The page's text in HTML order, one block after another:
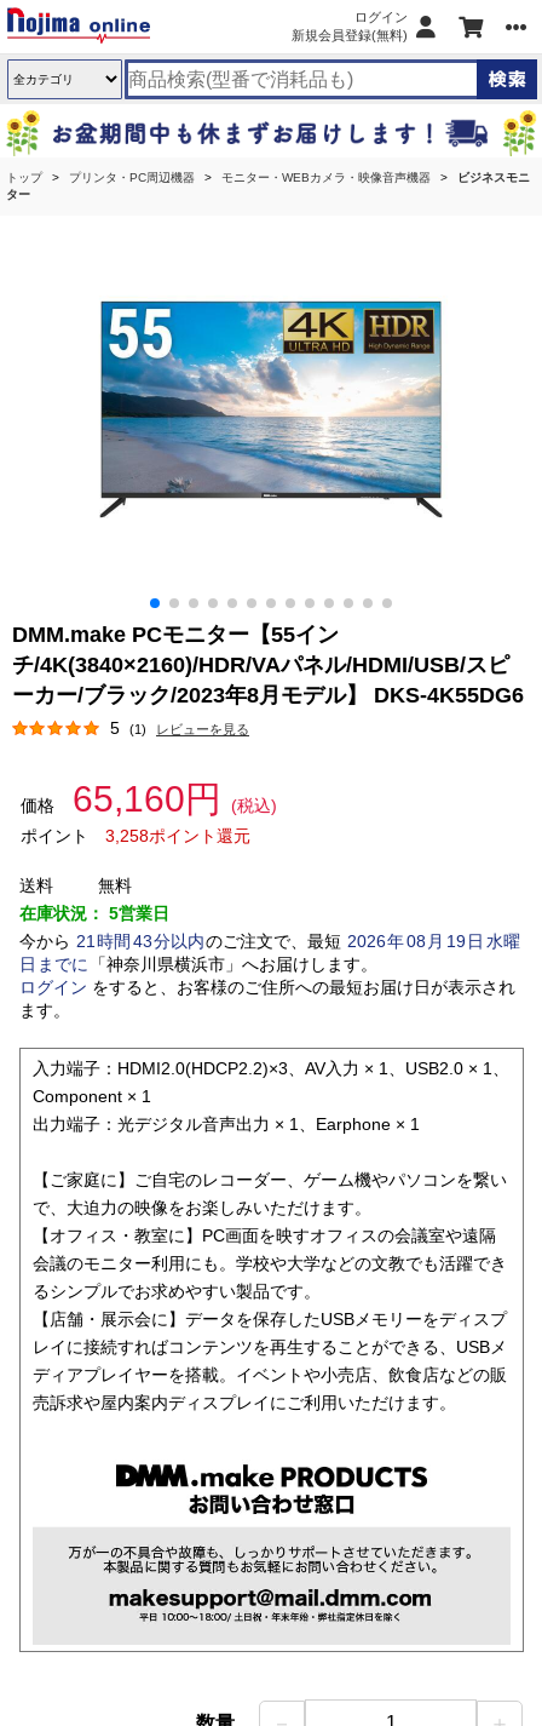
ログイン
新規会員登録(無料)
トップ プリンタ・PC周辺機器 モニター・WEBカメラ・映像音声機器
ビジネスモニ
ター
DMM.make PCモニター【55イン
チ/4K(3840×2160)/HDR/VAパネル/HDMI/USB/スピ
ーカー/ブラック/2023年8月モデル】 DKS-4K55DG6
5 (1) レビューを見る
価格 65,160円
(税込)
ポイント
3,258ポイント還元
送料
無料
在庫状況： 5営業日
今から 21 時間 43分以内のご注文で、最短 2026年08 月 19日水曜
日 までに 「神奈川県横浜市」 へお届けします。
ログイン をすると、お客様のご住所への最短お届け日が表示され
ます。
入力端子：HDMI2.0(HDCP2.2)×3、AV入力 × 1、USB2.0 × 1、
Component × 1
出力端子：光デジタル音声出力 × 1、Earphone × 1
【ご家庭に】ご自宅のレコーダー、ゲーム機やパソコンを繋い
で、大迫力の映像をお楽しみいただけます。
【オフィス・教室に】PC画面を映すオフィスの会議室や遠隔
会議のモニター利用にも。学校や大学などの文教でも活躍でき
るシンプルでお求めやすい製品です。
【店舗・展示会に】データを保存したUSBメモリーをディスプ
レイに接続すればコンテンツを再生することができる、USBメ
ディアプレイヤーを搭載。イベントや小売店、飲食店などの販
売訴求や屋内案内ディスプレイにご利用いただけます。